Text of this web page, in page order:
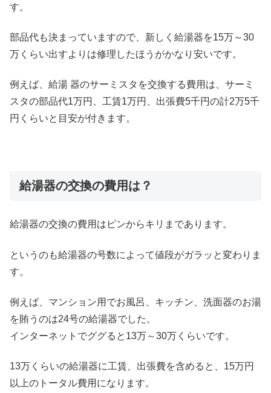
す。
部品代も決まっていますので、新しく給湯器を15万～30
万くらい出すよりは修理したほうがかなり安いです。
例えば、給湯 器のサーミスタを交換する費用は、サーミ
スタの部品代1万円、工賃1万円、出張費5千円の計2万5千
円くらいと目安が付きます。
給湯器の交換の費用は？
給湯器の交換の費用はピンからキリまであります。
というのも給湯器の号数によって値段がガラッと変わりま
す。
例えば、マンション用でお風呂、キッチン、洗面器のお湯
を賄うのは24号の給湯器でした。
インターネットでググると13万～30万くらいです。
13万くらいの給湯器に工賃、出張費を含めると、15万円
以上のトータル費用になります。